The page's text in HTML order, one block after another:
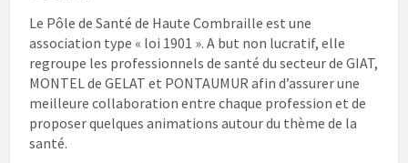
Le Pôle de Santé de Haute Combraille est une
association type « loi 1901 ». A but non lucratif, elle
regroupe les professionnels de santé du secteur de GIAT,
MONTEL de GELAT et PONTAUMUR afin d’assurer une
meilleure collaboration entre chaque profession et de
proposer quelques animations autour du thème de la
santé.